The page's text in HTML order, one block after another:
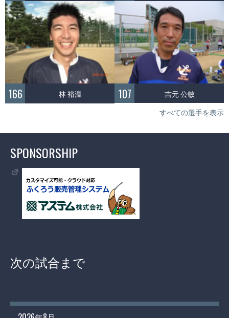
166 林 裕温 107 吉元 公敏
すべての選手を表示
SPONSORSHIP
次の試合まで